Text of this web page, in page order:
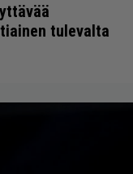
tulevalta